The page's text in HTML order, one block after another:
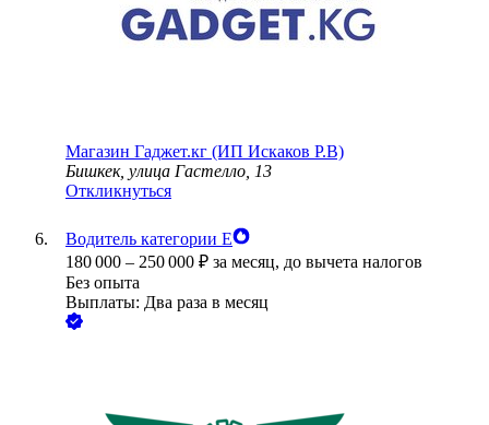
Магазин Гаджет.кг (ИП Искаков Р.В)
Бишкек, улица Гастелло, 13
Откликнуться
Водитель категории Е
180 000 – 250 000 ₽ за месяц, до вычета налогов
Без опыта
Выплаты: Два раза в месяц